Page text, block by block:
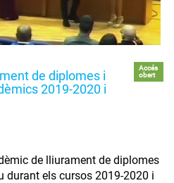
de diplomes i
2019-2020 i
Accés
obert
de lliurament de diplomes
durant els cursos 2019-2020 i